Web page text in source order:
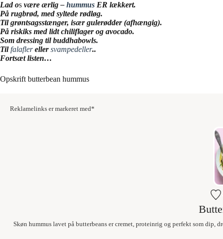
Lad os være ærlig – hummus ER lækkert.
På rugbrød, med syltede rødløg.
Til grøntsagsstænger, især gulerødder (afhængig).
På riskiks med lidt chiliflager og avocado.
Som dressing til buddhabowls.
Tilfalafler ellersvampedeller..
Fortsæt listen…
Opskrift butterbean hummus
Reklamelinks er markeret med*
Skøn hummus lavet på butterbeans er cremet, proteinrig og perfekt som dip,